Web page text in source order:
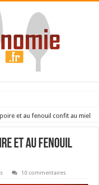
et au fenouil confit au miel
et au fenouil
10 commentaires